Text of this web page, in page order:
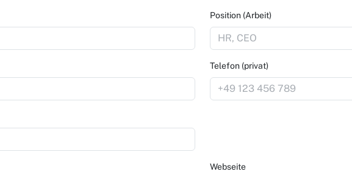
Position (Arbeit)
Telefon (privat)
Webseite